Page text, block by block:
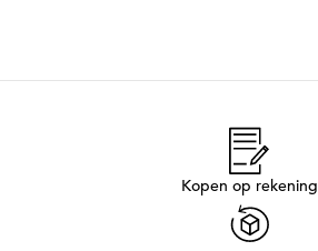
Kopen op rekening